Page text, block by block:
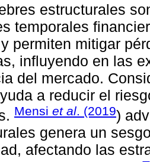
estructurales
temporales
permiten mitigar
influyendo en las
del mercado.
a reducir el
Mensi et al. (2019)
genera un
afectando las